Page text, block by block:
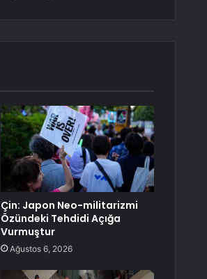
Çin: Japon Neo-militarizmi
Özündeki Tehdidi Açığa
Vurmuştur
Ağustos 6, 2026